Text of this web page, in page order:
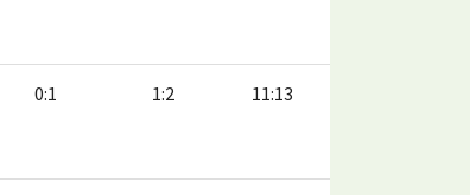
0:1 1:2 11:13